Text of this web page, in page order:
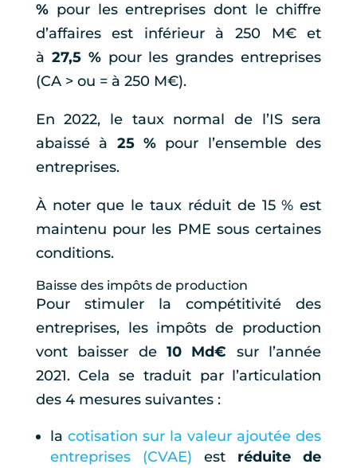
%pour les entreprises dont le chiffre
d’affaires est inférieur à 250 M€ et
à 27,5 %pour les grandes entreprises
(CA > ou = à 250 M€).
En 2022, le taux normal de l’IS sera
abaissé à 25 % pour l’ensemble des
entreprises.
À noter que le taux réduit de 15 % est
maintenu pour les PME sous certaines
conditions.
Baisse des impôts de production
Pour stimuler la compétitivité des
entreprises, les impôts de production
vont baisser de 10 Md€ sur l’année
2021. Cela se traduit par l’articulation
des 4 mesures suivantes :
la cotisation sur la valeur ajoutée des
entreprises (CVAE) est réduite de